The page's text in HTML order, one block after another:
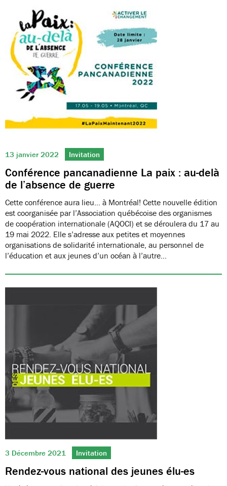
13 janvier 2022 Invitation
Conférence pancanadienne La paix : au-delà
de l’absence de guerre
Cette conférence aura lieu… à Montréal! Cette nouvelle édition
est coorganisée par l’Association québécoise des organismes
de coopération internationale (AQOCI) et se déroulera du 17 au
19 mai 2022. Elle s’adresse aux petites et moyennes
organisations de solidarité internationale, au personnel de
l’éducation et aux jeunes d’un océan à l’autre…
3 Décembre 2021 Invitation
Rendez-vous national des jeunes élu-es